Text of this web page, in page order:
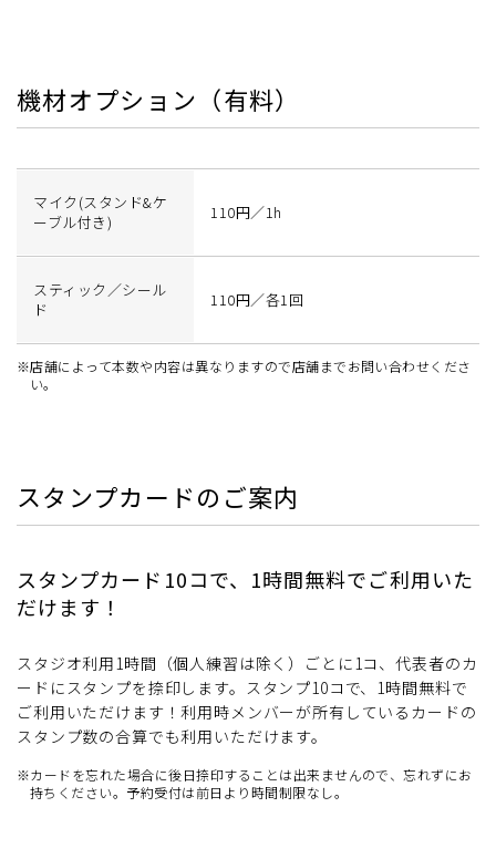
機材オプション（有料）
マイク(スタンド&ケ
ーブル付き)
110円／1h
スティック／シール
ド
110円／各1回
※店舗によって本数や内容は異なりますので店舗までお問い合わせくださ
い。
スタンプカードのご案内
スタンプカード10コで、1時間無料でご利用いた
だけます！
スタジオ利用1時間（個人練習は除く）ごとに1コ、代表者のカ
ードにスタンプを捺印します。スタンプ10コで、1時間無料で
ご利用いただけます！利用時メンバーが所有しているカードの
スタンプ数の合算でも利用いただけます。
※カードを忘れた場合に後日捺印することは出来ませんので、忘れずにお
持ちください。予約受付は前日より時間制限なし。